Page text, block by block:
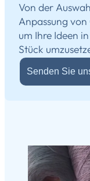
Von der
Anpassung
um Ihre Ideen
Stück
Senden Sie